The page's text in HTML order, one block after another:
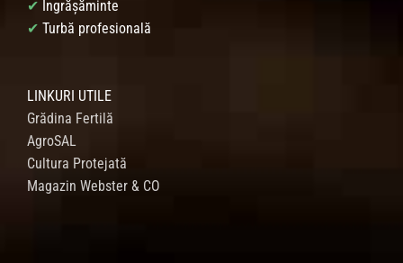
✔ Îngrășăminte
✔ Turbă profesională
LINKURI UTILE
Grădina Fertilă
AgroSAL
Cultura Protejată
Magazin Webster & CO